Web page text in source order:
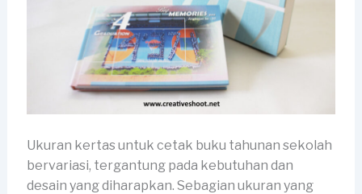
Ukuran kertas untuk cetak buku tahunan sekolah
bervariasi, tergantung pada kebutuhan dan
desain yang diharapkan. Sebagian ukuran yang